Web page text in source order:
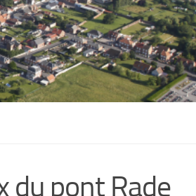
du pont Rade